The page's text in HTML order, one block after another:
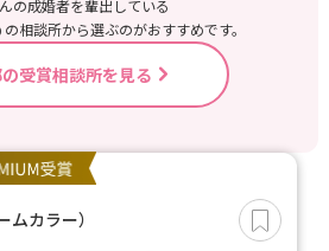
の成婚者を輩出している
の相談所から選ぶのがおすすめです。
受賞相談所を見る
カラー）